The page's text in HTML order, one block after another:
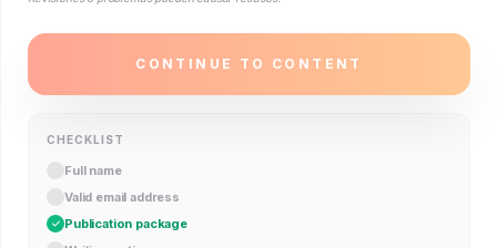
CONTINUE TO CONTENT
CHECKLIST
Full name
Valid email address
Publication package